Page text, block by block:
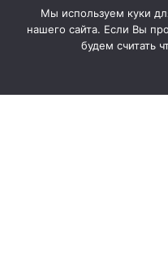
Мы используем куки
нашего сайта. Если Вы
будем считать